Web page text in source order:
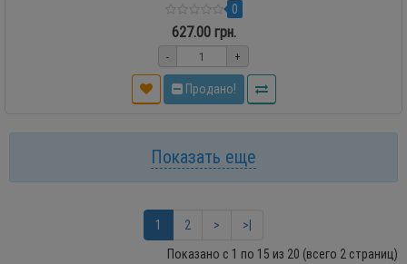
0
627.00 грн.
- +
Продано!
Показать еще
1 2 >
>|
Показано с 1 по 15 из 20 (всего 2 страниц)